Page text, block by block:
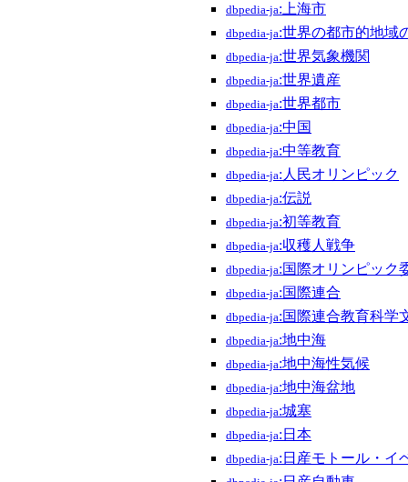
dbpedia-ja:上海市
dbpedia-ja:世界の都市的地域
dbpedia-ja:世界気象機関
dbpedia-ja:世界遺産
dbpedia-ja:世界都市
dbpedia-ja:中国
dbpedia-ja:中等教育
dbpedia-ja:人民オリンピック
dbpedia-ja:伝説
dbpedia-ja:初等教育
dbpedia-ja:収穫人戦争
dbpedia-ja:国際オリンピック
dbpedia-ja:国際連合
dbpedia-ja:国際連合教育科学
dbpedia-ja:地中海
dbpedia-ja:地中海性気候
dbpedia-ja:地中海盆地
dbpedia-ja:城塞
dbpedia-ja:日本
dbpedia-ja:日産モトール・イ